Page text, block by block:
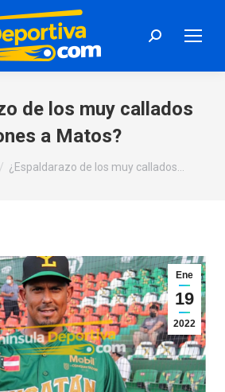
Search:
de los muy callados
a Matos?
¿Espaldarazo de los muy callados…
Ene
19
2022